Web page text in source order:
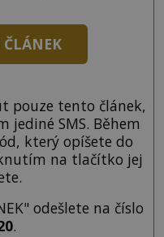
pouze tento článek,
SMS. Během
který opíšete do
na tlačítko jej
odešlete na číslo
.